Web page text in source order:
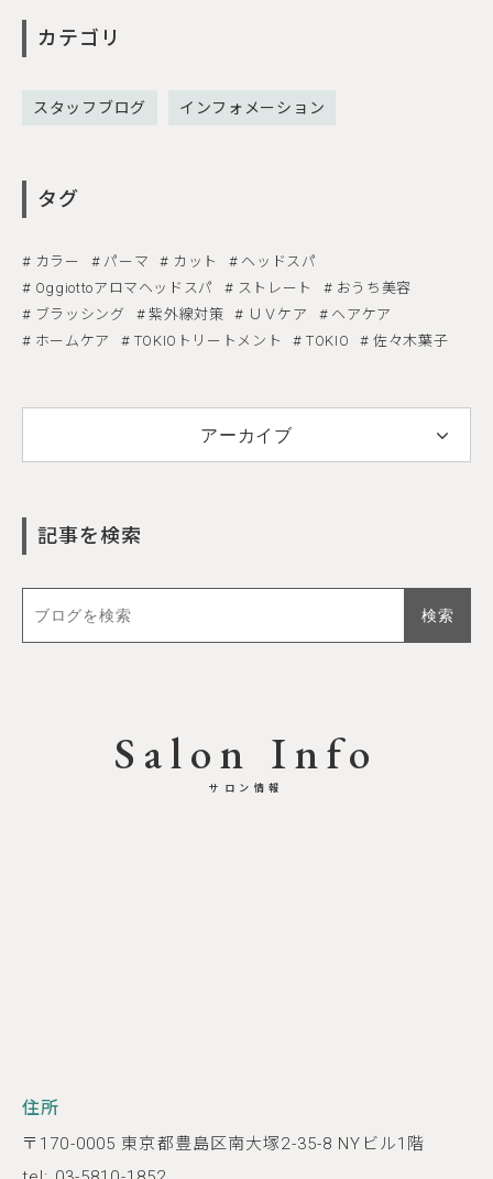
カテゴリ
スタッフブログ インフォメーション
タグ
カラー パーマ カット
ヘッドスパ
Oggiottoアロマヘッドスパ
ストレート
おうち美容
ブラッシング
紫外線対策 ＵＶケア
ヘアケア
ホームケア
TOKIOトリートメント TOKIO 佐々木葉子
アーカイブ
記事を検索
Salon Info
サロン情報
住所
〒170-0005 東京都豊島区南大塚2-35-8 NYビル1階